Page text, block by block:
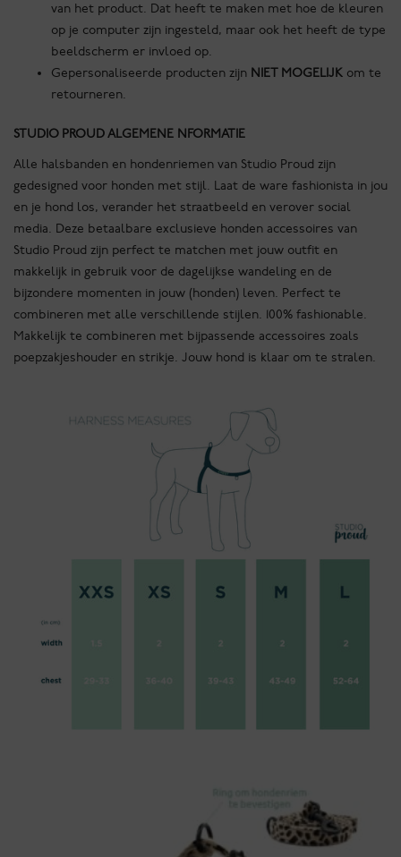
van het product. Dat heeft te maken met hoe de kleuren
op je computer zijn ingesteld, maar ook het heeft de type
beeldscherm er invloed op.
Gepersonaliseerde producten zijn NIET MOGELIJK om te
retourneren.
STUDIO PROUD ALGEMENE NFORMATIE
Alle halsbanden en hondenriemen van Studio Proud zijn
gedesigned voor honden met stijl. Laat de ware fashionista in jou
en je hond los, verander het straatbeeld en verover social
media. Deze betaalbare exclusieve honden accessoires van
Studio Proud zijn perfect te matchen met jouw outfit en
makkelijk in gebruik voor de dagelijkse wandeling en de
bijzondere momenten in jouw (honden) leven. Perfect te
combineren met alle verschillende stijlen. 100% fashionable.
Makkelijk te combineren met bijpassende accessoires zoals
poepzakjeshouder en strikje. Jouw hond is klaar om te stralen.